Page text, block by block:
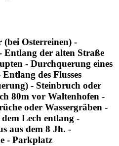
Osterreinen) -
Entlang der alten Straße
- Durchquerung eines
des Flusses
- Steinbruch oder
80m vor Waltenhofen -
oder Wassergräben -
Lech entlang -
aus dem 8 Jh. -
- Parkplatz